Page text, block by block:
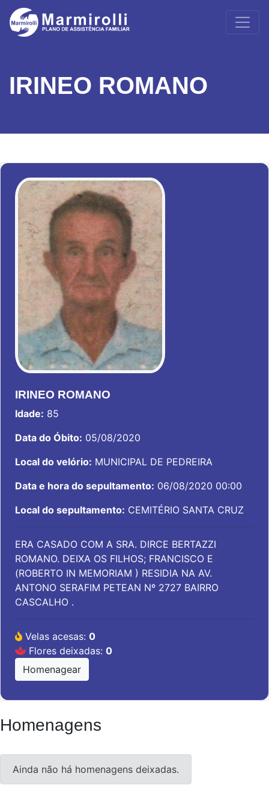
IRINEO ROMANO
IRINEO ROMANO
Idade: 85
Data do Óbito: 05/08/2020
Local do velório: MUNICIPAL DE PEDREIRA
Data e hora do sepultamento: 06/08/2020 00:00
Local do sepultamento: CEMITÉRIO SANTA CRUZ
ERA CASADO COM A SRA. DIRCE BERTAZZI
ROMANO. DEIXA OS FILHOS; FRANCISCO E
(ROBERTO IN MEMORIAM ) RESIDIA NA AV.
ANTONO SERAFIM PETEAN Nº 2727 BAIRRO
CASCALHO .
Velas acesas: 0
Flores deixadas: 0
Homenagear
Homenagens
Ainda não há homenagens deixadas.